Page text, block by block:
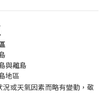
與離島
地區
或天氣因素而略有變動，敬